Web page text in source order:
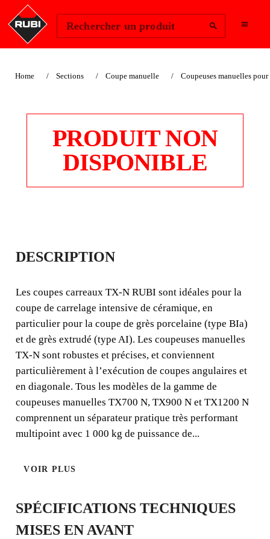
Rechercher un produit
Home Sections Coupe manuelle Coupeuses manuelles
PRODUIT NON
DISPONIBLE
COUPEUSES
MANUELLES TX-N
COUPEUSE AVEC SYSTÈME
DE MESURE ANGULAIRE
SPÉCIALEMENT INDIQUÉE
POUR LA COUPE DE
CARREAUX DE GRANDE
DURETÉ.
Les coupeuses manuelles TX-N sont robustes et précises,
et particulièrement indiquées pour réaliser des coupes
000 kg de puissance de séparation.
DESCRIPTION
Les coupes carreaux TX-N RUBI sont idéales pour la
coupe de carrelage intensive de céramique, en
particulier pour la coupe de grès porcelaine (type BIa)
et de grès extrudé (type AI). Les coupeuses manuelles
TX-N sont robustes et précises, et conviennent
particulièrement à l’exécution de coupes angulaires et
en diagonale. Tous les modèles de la gamme de
coupeuses manuelles TX700 N, TX900 N et TX1200 N
comprennent un séparateur pratique très performant
multipoint avec 1 000 kg de puissance de...
VOIR PLUS
SPÉCIFICATIONS TECHNIQUES
MISES EN AVANT